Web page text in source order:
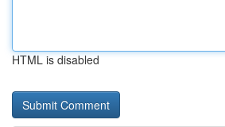
HTML is disabled